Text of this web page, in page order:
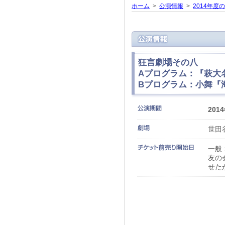
ホーム > 公演情報 > 2014年度
狂言劇場その八
Aプログラム：『萩
Bプログラム：小舞『
世田
一般
友の
せた